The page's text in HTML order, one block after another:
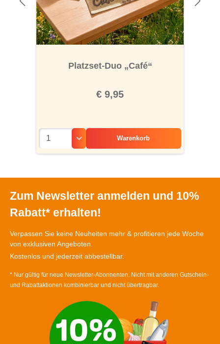
Platzset-Duo „Café“
€ 9,95
Warenkorb
Zum Newsletter anmelden und 10%
Rabatt* erhalten!
Verpassen Sie keine Neuheiten mehr & profitieren jede Woche
von exklusiven Angeboten.
Kostenlos und jederzeit abbestellbar.
* Nur gültig für neue Newsletter-Abonnenten. Nicht mit anderen Gutschein-
und Rabattaktionen kombinierbar und nicht übertragbar.